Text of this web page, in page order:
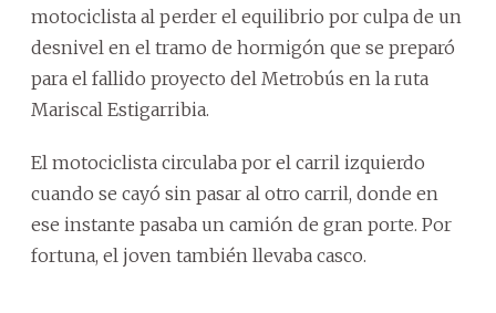
motociclista al perder el equilibrio por culpa de un
desnivel en el tramo de hormigón que se preparó
para el fallido proyecto del Metrobús en la ruta
Mariscal Estigarribia.
El motociclista circulaba por el carril izquierdo
cuando se cayó sin pasar al otro carril, donde en
ese instante pasaba un camión de gran porte. Por
fortuna, el joven también llevaba casco.